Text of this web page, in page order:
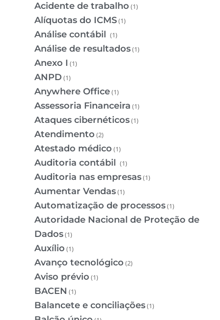
Acidente de trabalho (1)
Alíquotas do ICMS(1)
Análise contábil (1)
Análise de resultados(1)
Anexo I (1)
ANPD (1)
Anywhere Office(1)
Assessoria Financeira (1)
Ataques cibernéticos(1)
Atendimento (2)
Atestado médico (1)
Auditoria contábil (1)
Auditoria nas empresas(1)
Aumentar Vendas(1)
Automatização de processos(1)
Autoridade Nacional de Proteção de
Dados(1)
Auxílio (1)
Avanço tecnológico (2)
Aviso prévio (1)
BACEN (1)
Balancete e conciliações(1)